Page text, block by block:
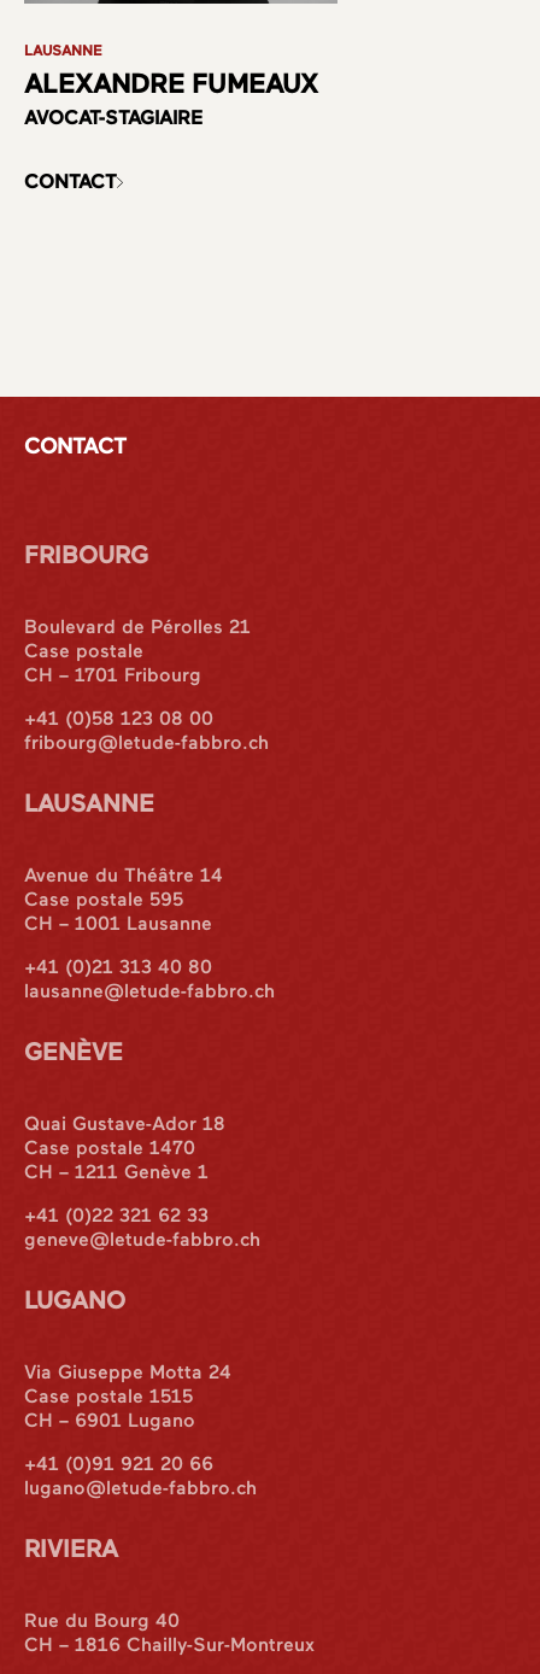
LAUSANNE
ALEXANDRE FUMEAUX
AVOCAT-STAGIAIRE
CONTACT
CONTACT
FRIBOURG
Boulevard de Pérolles 21
Case postale
CH – 1701 Fribourg
+41 (0)58 123 08 00
fribourg@letude-fabbro.ch
LAUSANNE
Avenue du Théâtre 14
Case postale 595
CH – 1001 Lausanne
+41 (0)21 313 40 80
lausanne@letude-fabbro.ch
GENÈVE
Quai Gustave-Ador 18
Case postale 1470
CH – 1211 Genève 1
+41 (0)22 321 62 33
geneve@letude-fabbro.ch
LUGANO
Via Giuseppe Motta 24
Case postale 1515
CH – 6901 Lugano
+41 (0)91 921 20 66
lugano@letude-fabbro.ch
RIVIERA
Rue du Bourg 40
CH – 1816 Chailly-Sur-Montreux